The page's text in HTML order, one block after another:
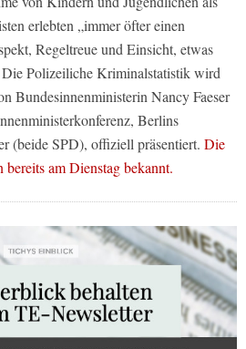
erlebten „immer öfter einen
Regeltreue und Einsicht, etwas
Die Polizeiliche Kriminalstatistik wird
Bundesinnenministerin Nancy Faeser
Berlins
(beide SPD), offiziell präsentiert. Die
am Dienstag bekannt.